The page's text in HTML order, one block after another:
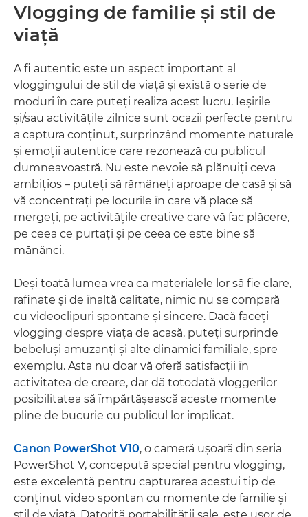
Vlogging de familie şi stil de
viaţă
A fi autentic este un aspect important al
vloggingului de stil de viaţă şi există o serie de
moduri în care puteţi realiza acest lucru. Ieşirile
şi/sau activităţile zilnice sunt ocazii perfecte pentru
a captura conţinut, surprinzând momente naturale
şi emoţii autentice care rezonează cu publicul
dumneavoastră. Nu este nevoie să plănuiţi ceva
ambiţios – puteţi să rămâneţi aproape de casă şi să
vă concentraţi pe locurile în care vă place să
mergeţi, pe activităţile creative care vă fac plăcere,
pe ceea ce purtaţi şi pe ceea ce este bine să
mănânci.
Deşi toată lumea vrea ca materialele lor să fie clare,
rafinate şi de înaltă calitate, nimic nu se compară
cu videoclipuri spontane şi sincere. Dacă faceţi
vlogging despre viaţa de acasă, puteţi surprinde
bebeluşi amuzanţi şi alte dinamici familiale, spre
exemplu. Asta nu doar vă oferă satisfacţii în
activitatea de creare, dar dă totodată vloggerilor
posibilitatea să împărtăşească aceste momente
pline de bucurie cu publicul lor implicat.
Canon PowerShot V10, o cameră uşoară din seria
PowerShot V, concepută special pentru vlogging,
este excelentă pentru capturarea acestui tip de
conţinut video spontan cu momente de familie şi
stil de viaţă. Datorită portabilităţii sale, este uşor de